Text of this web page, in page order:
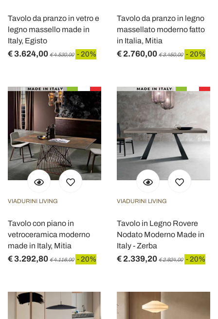
Tavolo da pranzo in vetro e
legno massello made in
Italy, Egisto
€ 3.624,00 € 4.530,00 - 20%
Tavolo da pranzo in legno
massellato moderno fatto
in Italia, Mitia
€ 2.760,00 € 3.450,00 - 20%
VIADURINI LIVING
Tavolo con piano in
vetroceramica moderno
made in Italy, Mitia
€ 3.292,80 € 4.116,00 - 20%
VIADURINI LIVING
Tavolo in Legno Rovere
Nodato Moderno Made in
Italy - Zerba
€ 2.339,20 € 2.924,00 - 20%